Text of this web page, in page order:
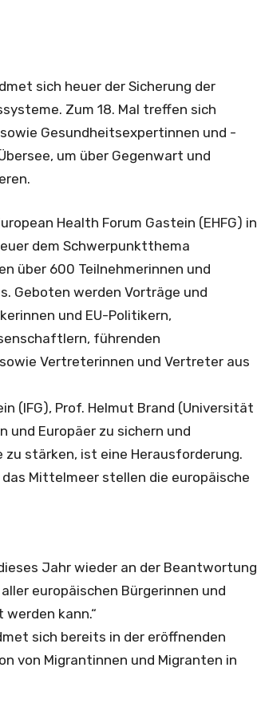
sich heuer der Sicherung der
Zum 18. Mal treffen sich
Gesundheitsexpertinnen und -
um über Gegenwart und
Health Forum Gastein (EHFG) in
dem Schwerpunktthema
über 600 Teilnehmerinnen und
Geboten werden Vorträge und
und EU-Politikern,
führenden
Vertreterinnen und Vertreter aus
(IFG), Prof. Helmut Brand (Universität
und Europäer zu sichern und
stärken, ist eine Herausforderung.
Mittelmeer stellen die europäische
Jahr wieder an der Beantwortung
europäischen Bürgerinnen und
kann.“
sich bereits in der eröffnenden
von Migrantinnen und Migranten in